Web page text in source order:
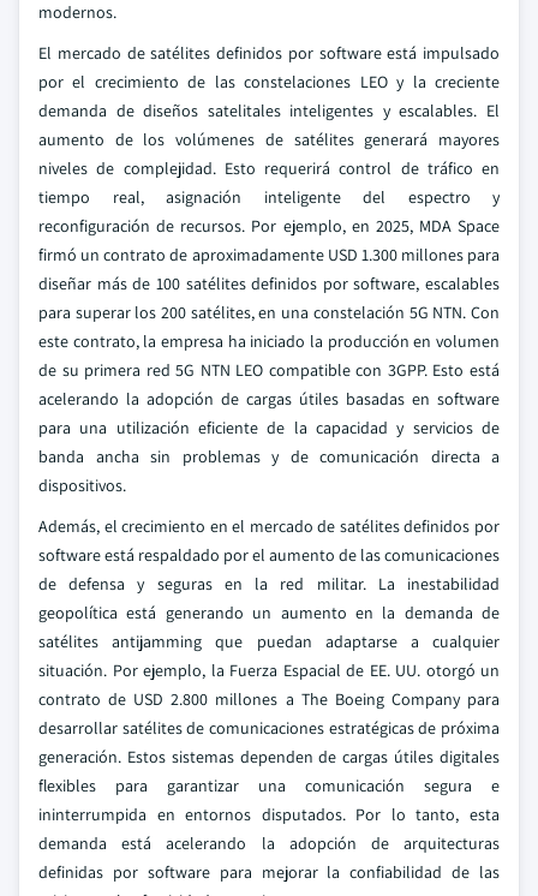
modernos.
El mercado de satélites definidos por software está impulsado
por el crecimiento de las constelaciones LEO y la creciente
demanda de diseños satelitales inteligentes y escalables. El
aumento de los volúmenes de satélites generará mayores
niveles de complejidad. Esto requerirá control de tráfico en
tiempo real, asignación inteligente del espectro y
reconfiguración de recursos. Por ejemplo, en 2025, MDA Space
firmó un contrato de aproximadamente USD 1.300 millones para
diseñar más de 100 satélites definidos por software, escalables
para superar los 200 satélites, en una constelación 5G NTN. Con
este contrato, la empresa ha iniciado la producción en volumen
de su primera red 5G NTN LEO compatible con 3GPP. Esto está
acelerando la adopción de cargas útiles basadas en software
para una utilización eficiente de la capacidad y servicios de
banda ancha sin problemas y de comunicación directa a
dispositivos.
Además, el crecimiento en el mercado de satélites definidos por
software está respaldado por el aumento de las comunicaciones
de defensa y seguras en la red militar. La inestabilidad
geopolítica está generando un aumento en la demanda de
satélites antijamming que puedan adaptarse a cualquier
situación. Por ejemplo, la Fuerza Espacial de EE. UU. otorgó un
contrato de USD 2.800 millones a The Boeing Company para
desarrollar satélites de comunicaciones estratégicas de próxima
generación. Estos sistemas dependen de cargas útiles digitales
flexibles para garantizar una comunicación segura e
ininterrumpida en entornos disputados. Por lo tanto, esta
demanda está acelerando la adopción de arquitecturas
definidas por software para mejorar la confiabilidad de las